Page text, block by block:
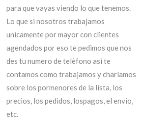
para que vayas viendo lo que tenemos.
Lo que si nosotros trabajamos
unicamente por mayor con clientes
agendados por eso te pedimos que nos
des tu numero de telèfono asi te
contamos como trabajamos y charlamos
sobre los pormenores de la lista, los
precios, los pedidos, lospagos, el envio,
etc.